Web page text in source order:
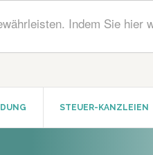
Indem Sie hier
STEUER-KANZLEIEN